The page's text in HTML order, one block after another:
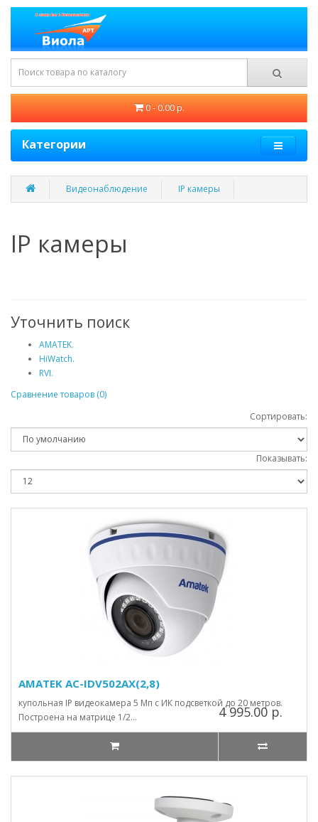
0 - 0.00 р.
Категории
Видеонаблюдение IP камеры
IP камеры
Уточнить поиск
AMATEK.
HiWatch.
RVI.
Сравнение товаров (0)
Сортировать:
Показывать:
AMATEK AC-IDV502AX(2,8)
купольная IP видеокамера 5 Мп с ИК подсветкой до 20 метров.
Построена на матрице 1/2...
4 995.00 р.